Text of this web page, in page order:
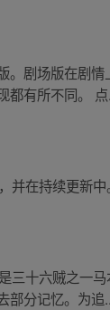
剧场版在剧
都有所不同。
在持续更新中
十六贼之一
部分记忆。为追